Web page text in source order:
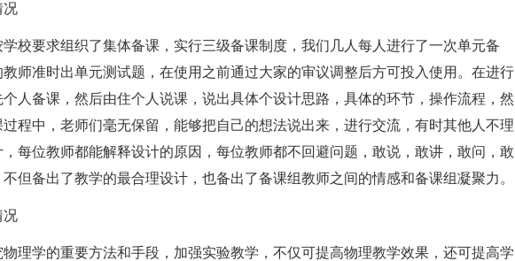
况
校要求组织了集体备课，实行三级备课制度，我们几人每人进行了一次单元备
师准时出单元测试题，在使用之前通过大家的审议调整后方可投入使用。在进行
人备课，然后由住个人说课，说出具体个设计思路，具体的环节，操作流程，然
程中，老师们毫无保留，能够把自己的想法说出来，进行交流，有时其他人不理
每位教师都能解释设计的原因，每位教师都不回避问题，敢说，敢讲，敢问，敢
但备出了教学的最合理设计，也备出了备课组教师之间的情感和备课组凝聚力。
况
理学的重要方法和手段，加强实验教学，不仅可提高物理教学效果，还可提高学